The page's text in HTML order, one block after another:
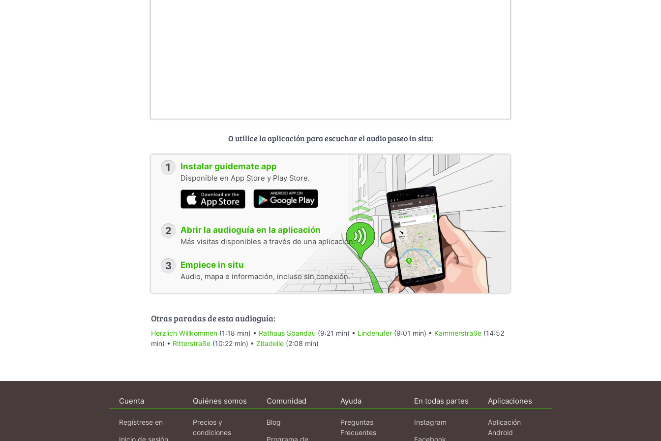
O utilice la aplicación para escuchar el audio paseo in situ:
1 Instalar guidemate app
Disponible en App Store y Play Store.
2 Abrir la audioguía en la aplicación
Más visitas disponibles a través de una aplicación.
3 Empiece in situ
Audio, mapa e información, incluso sin conexión.
Otras paradas de esta audioguía:
Herzlich Willkommen (1:18 min) • Rathaus Spandau (9:21 min) • Lindenufer (9:01 min) • Kammerstraße (14:52
min) • Ritterstraße (10:22 min) • Zitadelle (2:08 min)
Cuenta
Regístrese en
Inicio de sesión
Quiénes somos
Precios y
condiciones
Comunidad
Blog
Programa de
Ayuda
Preguntas
Frecuentes
En todas partes
Instagram
Facebook
Aplicaciones
Aplicación
Android